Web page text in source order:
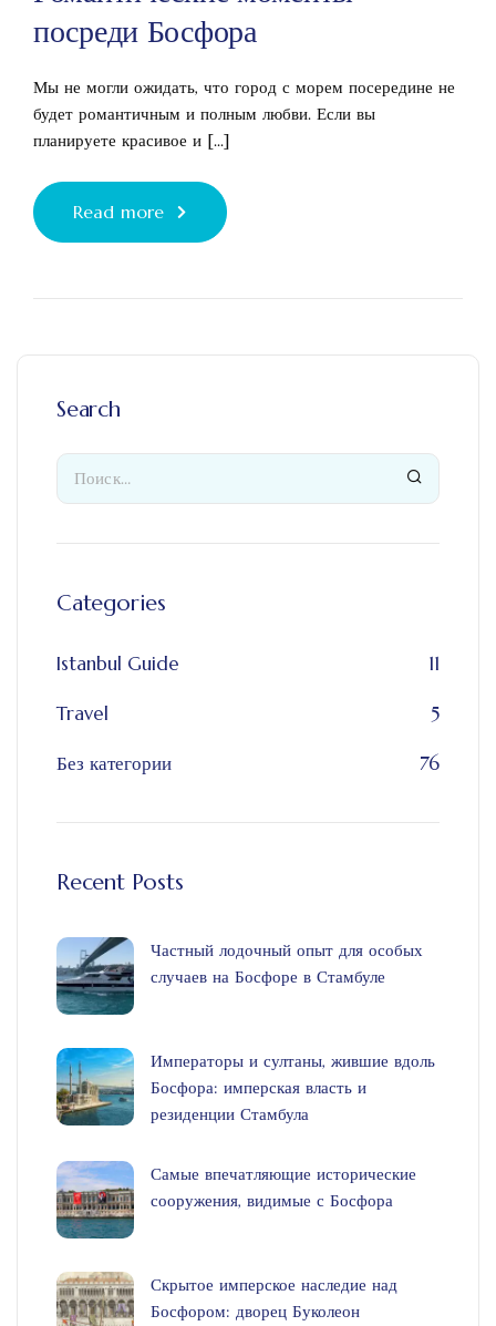
посреди Босфора
Мы не могли ожидать, что город с морем посередине не
будет романтичным и полным любви. Если вы
планируете красивое и [...]
Read more
Search
Categories
Istanbul Guide 11
Travel 5
Без категории 76
Recent Posts
Частный лодочный опыт для особых
случаев на Босфоре в Стамбуле
Императоры и султаны, жившие вдоль
Босфора: имперская власть и
резиденции Стамбула
Самые впечатляющие исторические
сооружения, видимые с Босфора
Скрытое имперское наследие над
Босфором: дворец Буколеон